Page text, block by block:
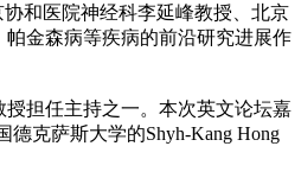
和医院神经科李延峰教授、北京
金森病等疾病的前沿研究进展作
担任主持之一。本次英文论坛嘉
克萨斯大学的Shyh-Kang Hong